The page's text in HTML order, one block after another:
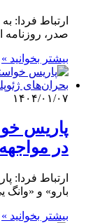
ارتباط فردا:
صدر، روزنامه النهار در ۲۵ آوریل
بیشتر بخوانید »
۱۴۰۴/۰۱/۰۷
پاریس
در
ارتباط فردا:
بارو» و
بیشتر بخوانید »